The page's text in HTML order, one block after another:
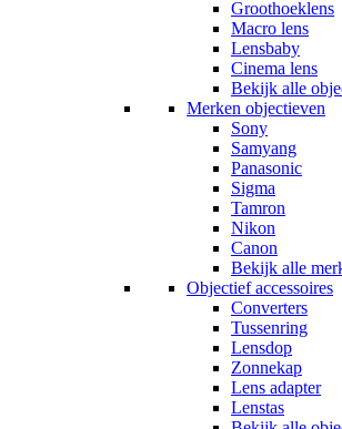
Groothoeklens
Macro lens
Lensbaby
Cinema lens
Bekijk alle
Merken objectieven
Sony
Samyang
Panasonic
Sigma
Tamron
Nikon
Canon
Bekijk alle
Objectief accessoires
Converters
Tussenring
Lensdop
Zonnekap
Lens adapter
Lenstas